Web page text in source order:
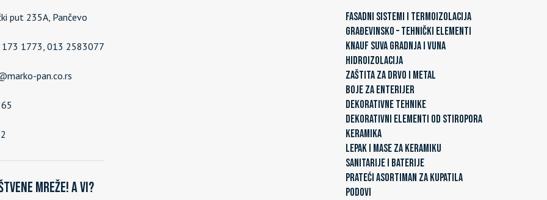
put 235A, Pančevo
173 1773, 013 2583077
pan.co.rs
mreže! A vi?
FASADNI SISTEMI I TERMOIZOLACIJA
GRAĐEVINSKO – TEHNIČKI ELEMENTI
KNAUF SUVA GRADNJA I VUNA
HIDROIZOLACIJA
ZAŠTITA ZA DRVO I METAL
BOJE ZA ENTERIJER
DEKORATIVNE TEHNIKE
DEKORATIVNI ELEMENTI OD STIROPORA
KERAMIKA
LEPAK I MASE ZA KERAMIKU
SANITARIJE I BATERIJE
PRATEĆI ASORTIMAN ZA KUPATILA
PODOVI